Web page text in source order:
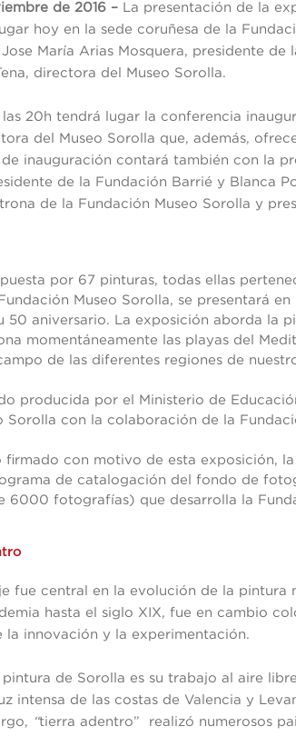
de 2016 – La presentación de la
hoy en la sede coruñesa de la
María Arias Mosquera, presidente de
directora del Museo Sorolla.
las 20h tendrá lugar la conferencia
del Museo Sorolla que, además,
inauguración contará también con la
de la Fundación Barrié y Blanca
de la Fundación Museo Sorolla y
por 67 pinturas, todas ellas
Museo Sorolla, se presentará
50 aniversario. La exposición aborda la
momentáneamente las playas del
de las diferentes regiones de
producida por el Ministerio de
Sorolla con la colaboración de la
firmado con motivo de esta exposición,
de catalogación del fondo de
6000 fotografías) que desarrolla la
fue central en la evolución de la pintura
hasta el siglo XIX, fue en cambio
la innovación y la experimentación.
de Sorolla es su trabajo al aire
intensa de las costas de Valencia y
“tierra adentro” realizó numerosos